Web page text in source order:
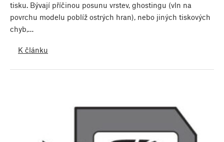
tisku. Bývají příčinou posunu vrstev, ghostingu (vln na
povrchu modelu poblíž ostrých hran), nebo jiných tiskových
chyb,…
K článku